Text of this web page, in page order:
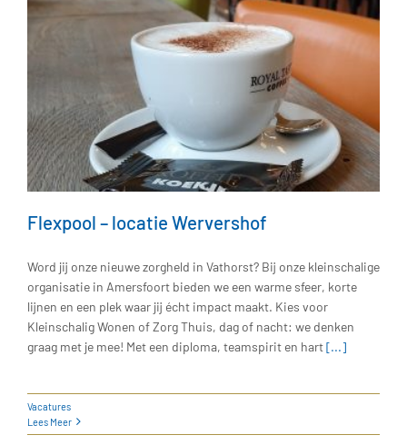
Flexpool – locatie Wervershof
Word jij onze nieuwe zorgheld in Vathorst? Bij onze kleinschalige
organisatie in Amersfoort bieden we een warme sfeer, korte
lijnen en een plek waar jij écht impact maakt. Kies voor
Kleinschalig Wonen of Zorg Thuis, dag of nacht: we denken
graag met je mee! Met een diploma, teamspirit en hart[...]
Vacatures
Lees Meer